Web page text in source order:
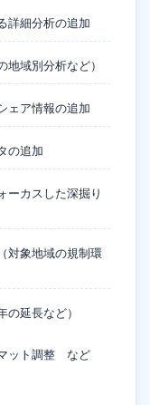
詳細分析の追加
域別分析など）
ェア情報の追加
の追加
ーカスした深掘り
対象地域の規制環
延長など）
ット調整 など